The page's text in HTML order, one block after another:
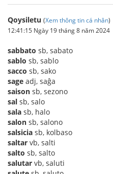
Qoysiletu (Xem thông tin cá nhân)
12:41:15 Ngày 19 tháng 8 năm 2024
sabbato sb, sabato
sablo sb, sablo
sacco sb, sako
sage adj, saĝa
saison sb, sezono
sal sb, salo
sala sb, halo
salon sb, salono
salsicia sb, kolbaso
saltar vb, salti
salto sb, salto
salutar vb, saluti